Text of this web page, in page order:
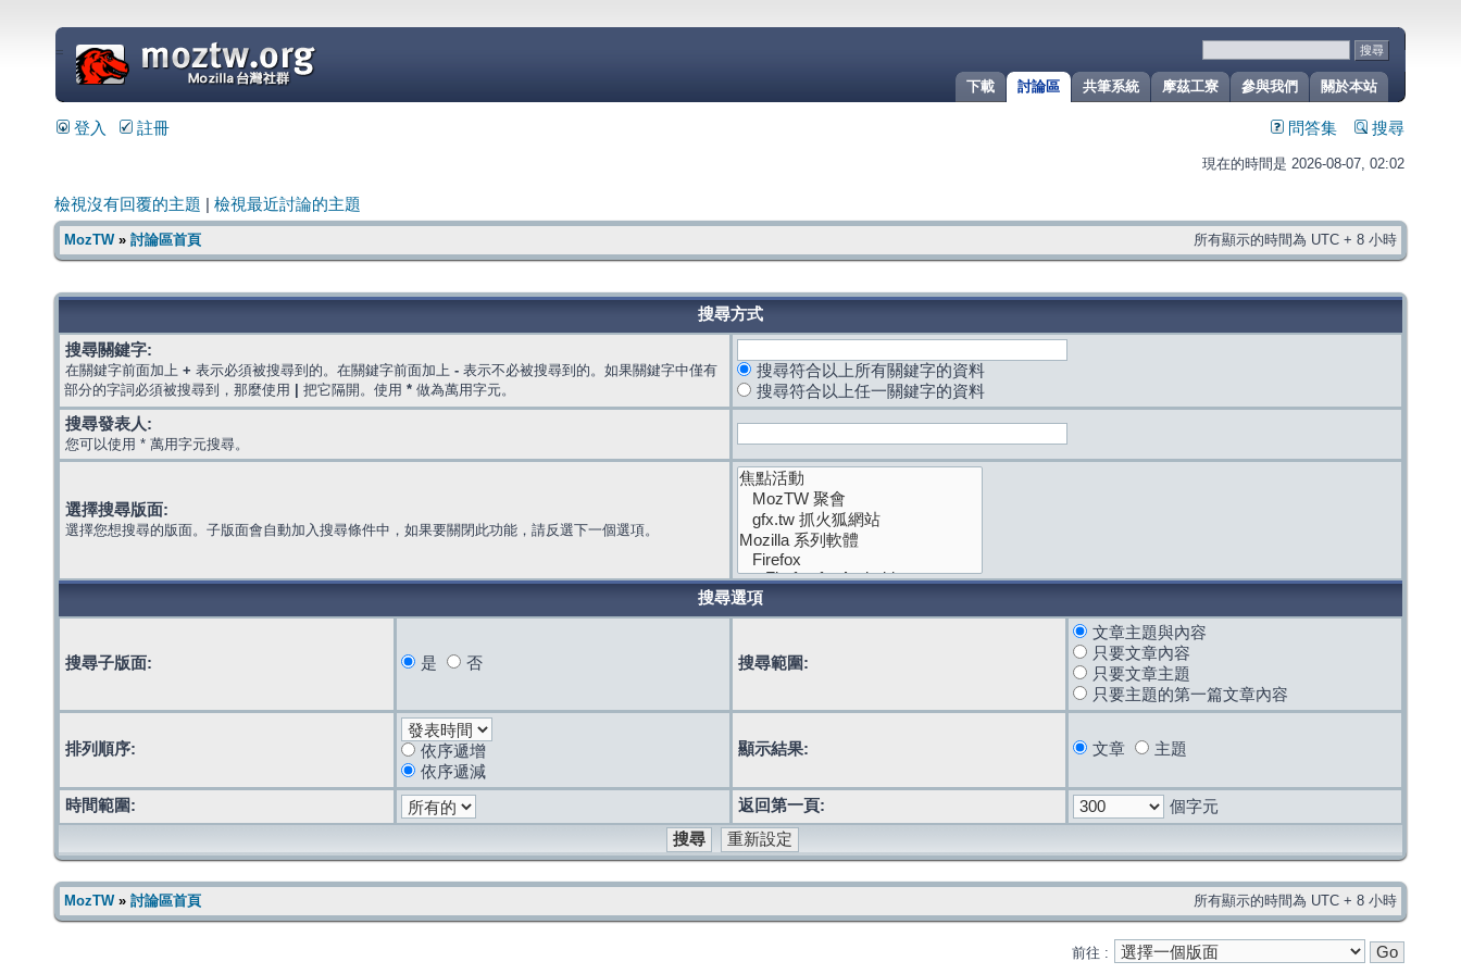
關於本站
參與我們
摩茲工寮
共筆系統
討論區
下載
=
登入 註冊 問答集 搜尋
現在的時間是 2026-08-07, 02:02
檢視沒有回覆的主題 檢視最近討論的主題
MozTW» 討論區首頁 所有顯示的時間為 UTC + 8 小時
搜尋方式
搜尋關鍵字:
在關鍵字前面加上 + 表示必須被搜尋到的。在關鍵字前面加上 - 表示不必被搜尋到的。如果關鍵字中僅有
部分的字詞必須被搜尋到，那麼使用
把它隔開。使用 * 做為萬用字元。
搜尋符合以上所有關鍵字的資料
搜尋符合以上任一關鍵字的資料
搜尋發表人:
您可以使用 * 萬用字元搜尋。
選擇搜尋版面:
選擇您想搜尋的版面。子版面會自動加入搜尋條件中，如果要關閉此功能，請反選下一個選項。
搜尋選項
搜尋子版面: 是 否 搜尋範圍:
文章主題與內容
只要文章內容
只要文章主題
只要主題的第一篇文章內容
排列順序:
依序遞增
依序遞減
顯示結果: 文章 主題
時間範圍: 返回第一頁: 個字元
MozTW» 討論區首頁 所有顯示的時間為 UTC + 8 小時
前往 :